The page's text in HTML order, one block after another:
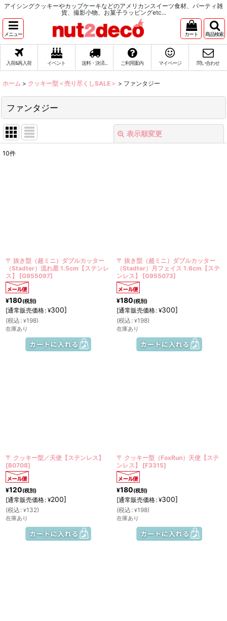
アイシングクッキーやカップケーキなどのアメリカンスイーツ食材、パーティ雑
貨、撮影小物、お菓子ラッピングetc...
メニュー カート 商品検索
入荷&再入荷 イベント 送料・決済... ご利用案内 マイページ 問い合わせ
ホーム > クッキー型＜売り尽くしSALE＞ > ファンタジー
ファンタジー
表示順変更
10件
〒 抜き型（超ミニ）ダブルカッター
（Stadter）流れ星 1.5cm【ステンレ
ス】
[G955097]
¥180(税別)
[通常販売価格: ¥300]
(税込 : ¥198)
在庫あり
〒 抜き型（超ミニ）ダブルカッター
（Stadter）月フェイス 1.6cm【ステ
ンレス】
[G955073]
¥180(税別)
[通常販売価格: ¥300]
(税込 : ¥198)
在庫あり
〒 クッキー型／天使【ステンレス】
[B0708]
¥120(税別)
[通常販売価格: ¥200]
(税込 : ¥132)
在庫あり
〒 クッキー型（FoxRun）天使【ステ
ンレス】
[F3315]
¥180(税別)
[通常販売価格: ¥300]
(税込 : ¥198)
在庫あり